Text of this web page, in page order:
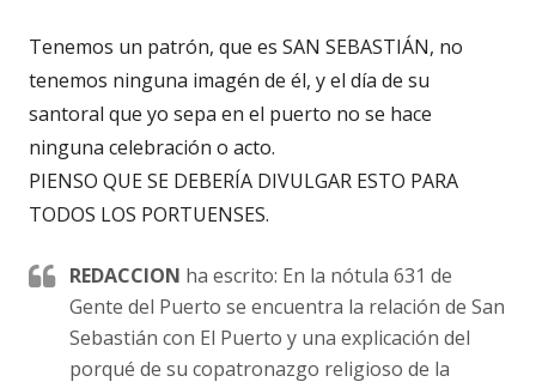
Tenemos un patrón, que es SAN SEBASTIÁN, no
tenemos ninguna imagén de él, y el día de su
santoral que yo sepa en el puerto no se hace
ninguna celebración o acto.
PIENSO QUE SE DEBERÍA DIVULGAR ESTO PARA
TODOS LOS PORTUENSES.
REDACCION ha escrito: En la nótula 631 de
Gente del Puerto se encuentra la relación de San
Sebastián con El Puerto y una explicación del
porqué de su copatronazgo religioso de la